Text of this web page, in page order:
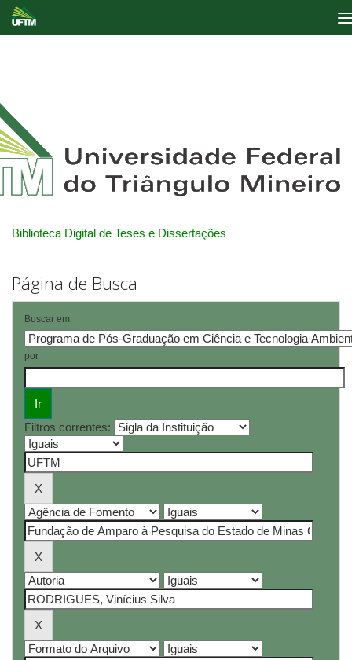
Biblioteca Digital de Teses e Dissertações
Página de Busca
Buscar em:
por
Filtros correntes: